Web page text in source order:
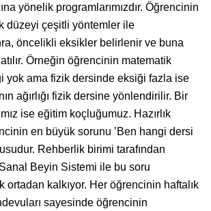
yönelik programlarımızdır. Öğrencinin
düzeyi çeşitli yöntemler ile
öncelikli eksikler belirlenir ve buna
Örneğin öğrencinin matematik
yok ama fizik dersinde eksiği fazla ise
ağırlığı fizik dersine yönlendirilir. Bir
ise eğitim koçluğumuz. Hazırlık
en büyük sorunu ’Ben hangi dersi
Rehberlik birimi tarafından
Beyin Sistemi ile bu soru
ortadan kalkıyor. Her öğrencinin haftalık
sayesinde öğrencinin